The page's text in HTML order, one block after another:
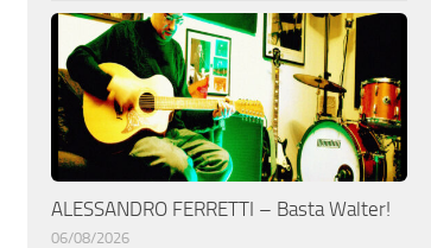
ALESSANDRO FERRETTI – Basta Walter!
06/08/2026